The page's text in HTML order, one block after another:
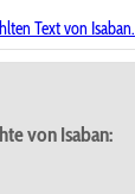
Text von Isaban.
von Isaban: